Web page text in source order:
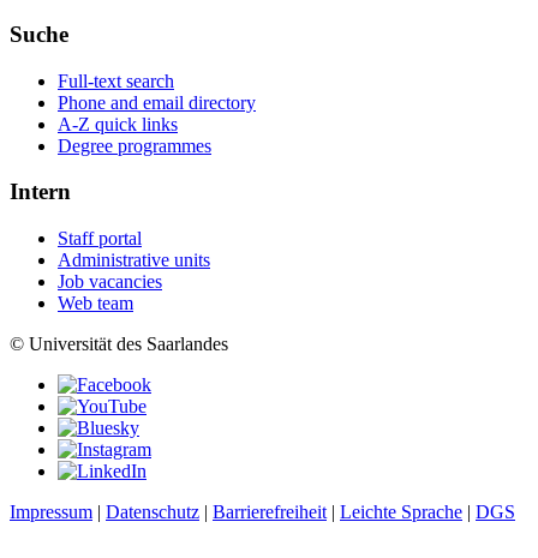
Suche
Full-text search
Phone and email directory
A-Z quick links
Degree programmes
Intern
Staff portal
Administrative units
Job vacancies
Web team
© Universität des Saarlandes
Impressum | Datenschutz | Barrierefreiheit | Leichte Sprache | DGS